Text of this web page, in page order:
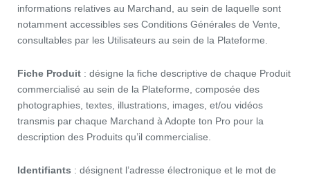
informations relatives au Marchand, au sein de laquelle sont
notamment accessibles ses Conditions Générales de Vente,
consultables par les Utilisateurs au sein de la Plateforme.
Fiche Produit : désigne la fiche descriptive de chaque Produit
commercialisé au sein de la Plateforme, composée des
photographies, textes, illustrations, images, et/ou vidéos
transmis par chaque Marchand à Adopte ton Pro pour la
description des Produits qu’il commercialise.
Identifiants : désignent l’adresse électronique et le mot de